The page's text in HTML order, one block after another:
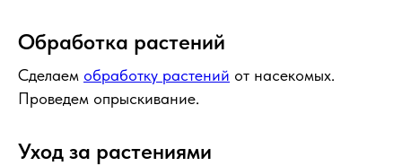
Обработка растений
Сделаем обработку растений от насекомых.
Проведем опрыскивание.
Уход за растениями